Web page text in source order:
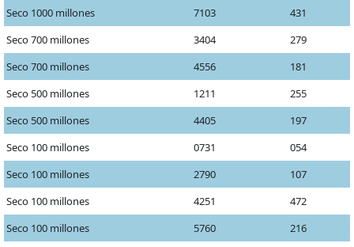
Seco 1000 millones
7103
431
Seco 700 millones
3404
279
Seco 700 millones
4556
181
Seco 500 millones
1211
255
Seco 500 millones
4405
197
Seco 100 millones
0731
054
Seco 100 millones
2790
107
Seco 100 millones
4251
472
Seco 100 millones
5760
216